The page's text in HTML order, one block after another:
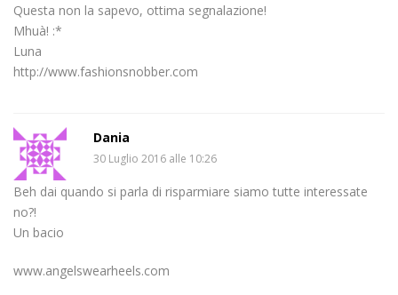
Questa non la sapevo, ottima segnalazione!
Mhuà! :*
Luna
http://www.fashionsnobber.com
Dania
30 Luglio 2016 alle 10:26
Beh dai quando si parla di risparmiare siamo tutte interessate
no?!
Un bacio
www.angelswearheels.com